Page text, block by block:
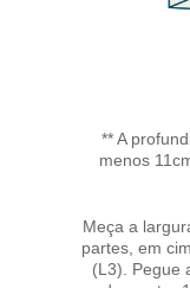
** A
menos
Meça a
partes, em
(L3). Pegue